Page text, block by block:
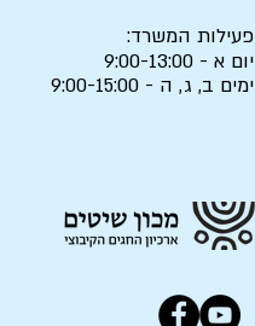
פעילות המשרד:
יום א - 9:00-13:00
ימים ב, ג, ה - 9:00-15:00